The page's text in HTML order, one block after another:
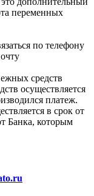
переменных
по телефону
средств
осуществляется
платеж.
в срок от
Банка, которым